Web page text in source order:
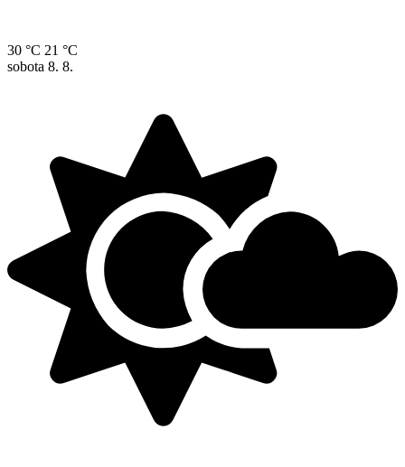
30 °C 21 °C
sobota 8. 8.